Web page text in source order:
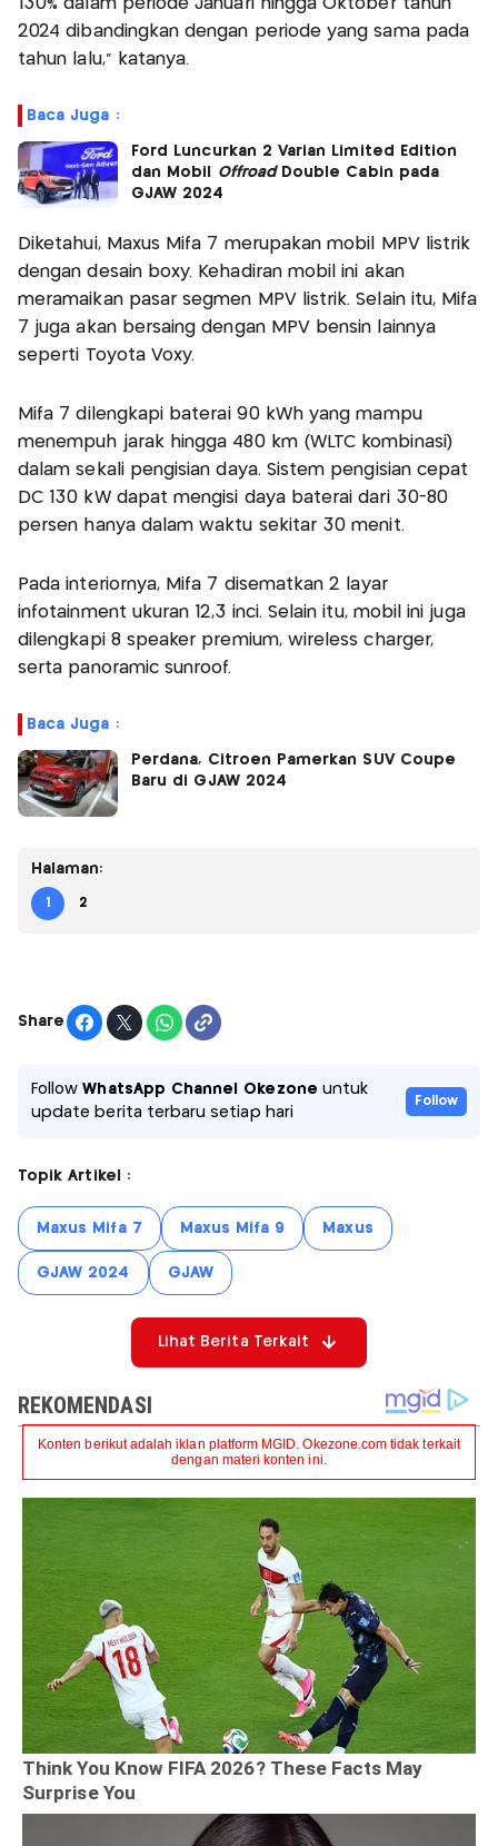
130% dalam periode Januari hingga Oktober tahun
2024 dibandingkan dengan periode yang sama pada
tahun lalu," katanya.
Baca Juga :
Ford Luncurkan 2 Varian Limited Edition
dan Mobil
OffroadDouble Cabin pada
GJAW 2024
Diketahui, Maxus Mifa 7 merupakan mobil MPV listrik
dengan desain boxy. Kehadiran mobil ini akan
meramaikan pasar segmen MPV listrik. Selain itu, Mifa
7 juga akan bersaing dengan MPV bensin lainnya
seperti Toyota Voxy.
Mifa 7 dilengkapi baterai 90 kWh yang mampu
menempuh jarak hingga 480 km (WLTC kombinasi)
dalam sekali pengisian daya. Sistem pengisian cepat
DC 130 kW dapat mengisi daya baterai dari 30-80
persen hanya dalam waktu sekitar 30 menit.
Pada interiornya, Mifa 7 disematkan 2 layar
infotainment ukuran 12,3 inci. Selain itu, mobil ini juga
dilengkapi 8 speaker premium, wireless charger,
serta panoramic sunroof.
Baca Juga :
Perdana, Citroen Pamerkan SUV Coupe
Baru di GJAW 2024
Halaman:
1 2
Share
FollowWhatsApp Channel Okezone untuk
update berita terbaru setiap hari
Follow
Topik Artikel :
Maxus Mifa 7 Maxus Mifa 9 Maxus
GJAW 2024 GJAW
Lihat Berita Terkait